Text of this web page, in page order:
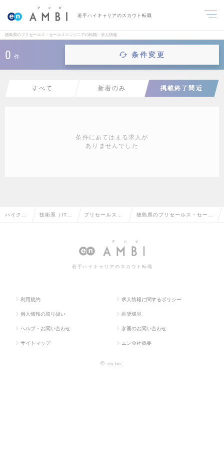
若手ハイキャリアのスカウト転職
徳島県のプリセールス・セールスエンジニアの転職・求人情報
0 件 条件変更
すべて 新着のみ 掲載終了間近
条件にあてはまる求人が
ありませんでした
ハイクラ 技術系（IT・ プリセールス・
ニア
徳島県のプリセールス・セール
一覧
若手ハイキャリアのスカウト転職
利用規約 求人情報に関するポリシー
個人情報の取り扱い 推奨環境
ヘルプ・お問い合わせ 参画のお問い合わせ
サイトマップ エン会社概要
© en Inc.